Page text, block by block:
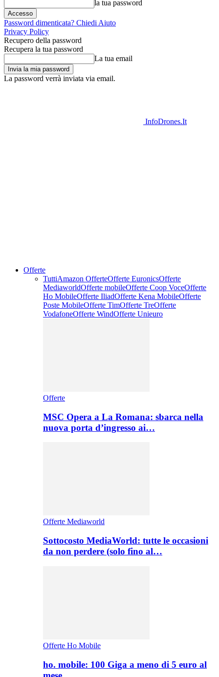
la tua password
Password dimenticata? Chiedi Aiuto
Privacy Policy
Recupero della password
Recupera la tua password
La tua email
La password verrà inviata via email.
InfoDrones.It
Offerte
TuttiAmazon OfferteOfferte EuronicsOfferte
MediaworldOfferte mobileOfferte Coop VoceOfferte
Ho MobileOfferte IliadOfferte Kena MobileOfferte
Poste MobileOfferte TimOfferte TreOfferte
VodafoneOfferte WindOfferte Unieuro
Offerte
MSC Opera a La Romana: sbarca nella
nuova porta d’ingresso ai…
Offerte Mediaworld
Sottocosto MediaWorld: tutte le occasioni
da non perdere (solo fino al…
Offerte Ho Mobile
ho. mobile: 100 Giga a meno di 5 euro al